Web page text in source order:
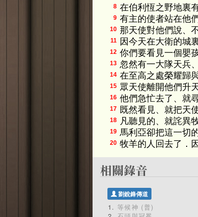
8 在伯利恆之野地裏
9 有主的使者站在他
10 那天使對他們說、
11 因今天在大衛的城
12 你們要看見一個嬰
13 忽然有一大隊天兵
14 在至高之處榮耀歸
15 眾天使離開他們升
16 他們急忙去了、就
17 既然看見、就把天
18 凡聽見的、就詫異
19 馬利亞卻把這一切
20 牧羊的人回去了．
劉銳鋒傳道
等候神 (普)